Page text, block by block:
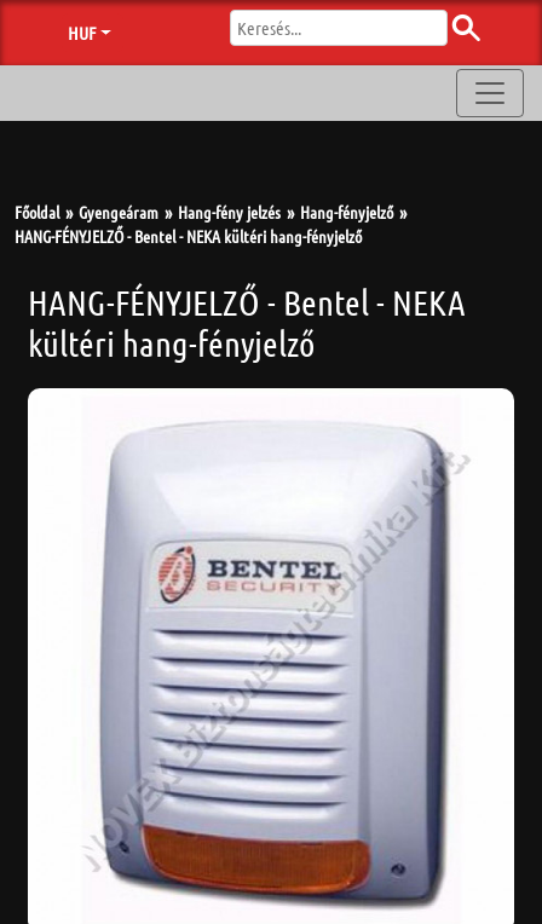
HUF
Főoldal Gyengeáram Hang-fény jelzés
Hang-fényjelző
HANG-FÉNYJELZŐ - Bentel - NEKA kültéri hang-fényjelző
HANG-FÉNYJELZŐ - Bentel - NEKA
kültéri hang-fényjelző